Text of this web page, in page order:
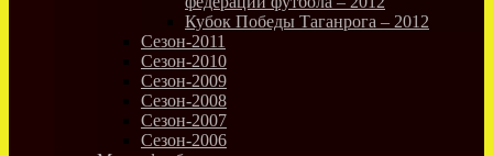
Кубок Победы Таганрога – 2012
Сезон-2011
Сезон-2010
Сезон-2009
Сезон-2008
Сезон-2007
Сезон-2006